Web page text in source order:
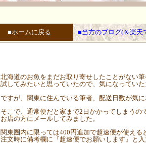
■ホームに戻る ■当方のブログ(＆楽天
北海道のお魚をまだお取り寄せしたことがない
試してみたいと思っていたので、気になっていた
ですが、関東に住んでいる筆者、配送日数が気に
そこで、通常便だと家まで2日かかってしまうの
お店の方にメールしてみました。
関東圏内に限っては400円追加で超速便が使える
注文時に備考欄に『超速便でお願いします』と